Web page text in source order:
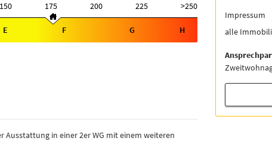
Impressum
alle
150 175 200 225 >250
E F G H
in einer 2er WG mit einem weiteren